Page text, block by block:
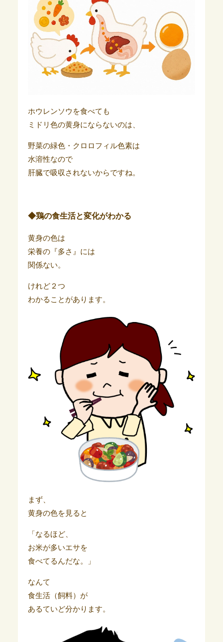
ホウレンソウを食べても
ミドリ色の黄身にならないのは、
野菜の緑色・クロロフィル色素は
水溶性なので
肝臓で吸収されないからですね。
◆鶏の食生活と変化がわかる
黄身の色は
栄養の『多さ』には
関係ない。
けれど２つ
わかることがあります。
まず、
黄身の色を見ると
「なるほど、
お米が多いエサを
食べてるんだな。」
なんて
食生活（飼料）が
あるていど分かります。